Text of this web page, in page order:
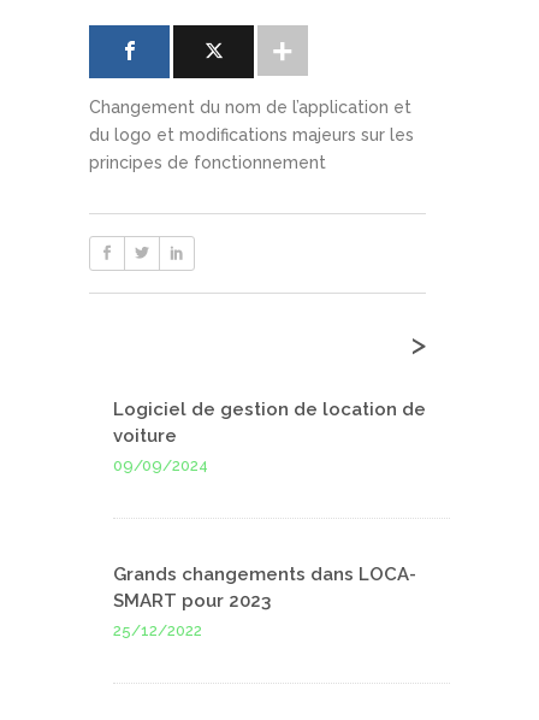
Changement du nom de l’application et
du logo et modifications majeurs sur les
principes de fonctionnement
>
Logiciel de gestion de location de
voiture
09/09/2024
Grands changements dans LOCA-
SMART pour 2023
25/12/2022